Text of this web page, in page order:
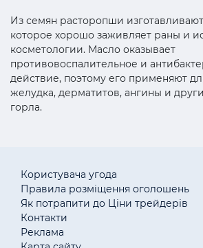
Из семян расторопши
которое хорошо заживляет раны и
косметологии. Масло оказывает
противовоспалительное и
действие, поэтому его применяют
желудка, дерматитов, ангины и
горла.
Користувача угода
Правила розміщення оголошень
Як потрапити до Ціни трейдерів
Контакти
Реклама